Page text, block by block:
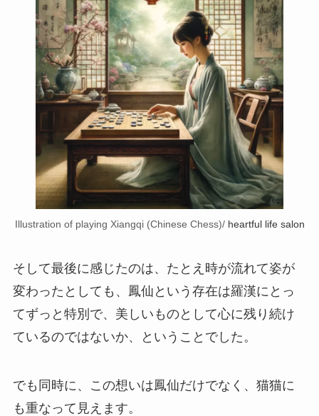
Illustration of playing Xiangqi (Chinese Chess)/ heartful life salon
そして最後に感じたのは、たとえ時が流れて姿が
変わったとしても、鳳仙という存在は羅漢にとっ
てずっと特別で、美しいものとして心に残り続け
ているのではないか、ということでした。
でも同時に、この想いは鳳仙だけでなく、猫猫に
も重なって見えます。